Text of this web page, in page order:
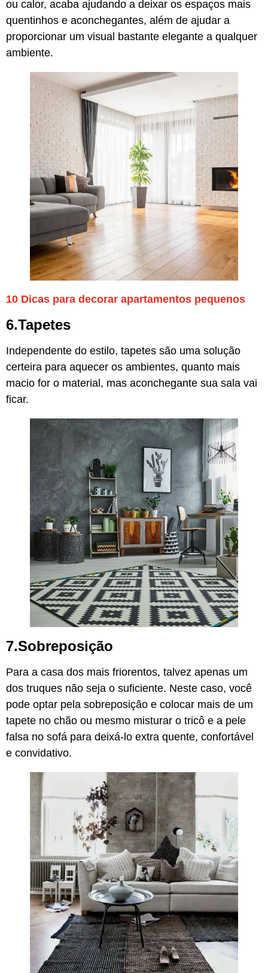
ou calor, acaba ajudando a deixar os espaços mais
quentinhos e aconchegantes, além de ajudar a
proporcionar um visual bastante elegante a qualquer
ambiente.
10 Dicas para decorar apartamentos pequenos
6.Tapetes
Independente do estilo, tapetes são uma solução
certeira para aquecer os ambientes, quanto mais
macio for o material, mas aconchegante sua sala vai
ficar.
7.Sobreposição
Para a casa dos mais friorentos, talvez apenas um
dos truques não seja o suficiente. Neste caso, você
pode optar pela sobreposição e colocar mais de um
tapete no chão ou mesmo misturar o tricô e a pele
falsa no sofá para deixá-lo extra quente, confortável
e convidativo.